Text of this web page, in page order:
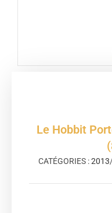
Le Hobbit
CATÉGORIES :2013